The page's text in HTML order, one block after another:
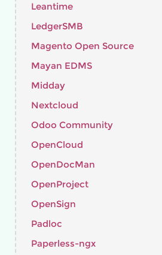
Leantime
LedgerSMB
Magento Open Source
Mayan EDMS
Midday
Nextcloud
Odoo Community
OpenCloud
OpenDocMan
OpenProject
OpenSign
Padloc
Paperless-ngx